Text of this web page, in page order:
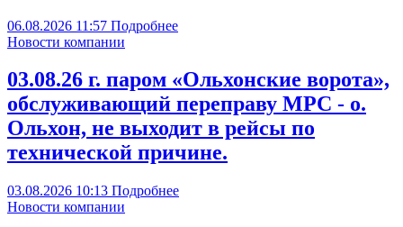
06.08.2026 11:57 Подробнее
Новости компании
03.08.26 г. паром «Ольхонские ворота»,
обслуживающий переправу МРС - о.
Ольхон, не выходит в рейсы по
технической причине.
03.08.2026 10:13 Подробнее
Новости компании